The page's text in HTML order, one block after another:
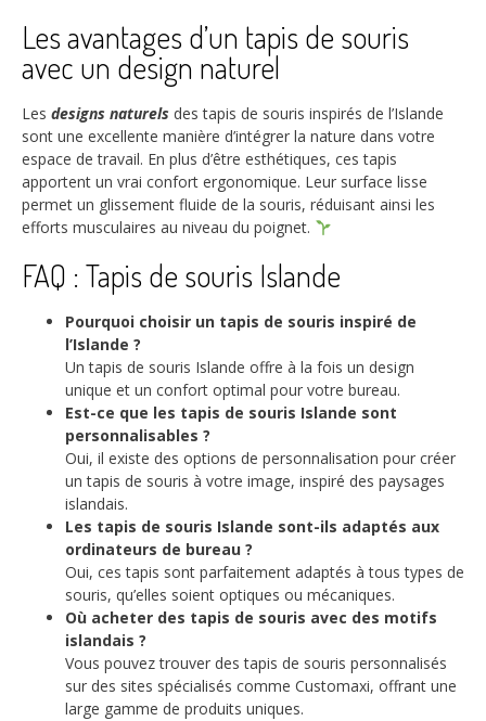
Les avantages d’un tapis de souris
avec un design naturel
Les designs naturels des tapis de souris inspirés de l’Islande
sont une excellente manière d’intégrer la nature dans votre
espace de travail. En plus d’être esthétiques, ces tapis
apportent un vrai confort ergonomique. Leur surface lisse
permet un glissement fluide de la souris, réduisant ainsi les
efforts musculaires au niveau du poignet.
FAQ : Tapis de souris Islande
Pourquoi choisir un tapis de souris inspiré de
l’Islande ?
Un tapis de souris Islande offre à la fois un design
unique et un confort optimal pour votre bureau.
Est-ce que les tapis de souris Islande sont
personnalisables ?
Oui, il existe des options de personnalisation pour créer
un tapis de souris à votre image, inspiré des paysages
islandais.
Les tapis de souris Islande sont-ils adaptés aux
ordinateurs de bureau ?
Oui, ces tapis sont parfaitement adaptés à tous types de
souris, qu’elles soient optiques ou mécaniques.
Où acheter des tapis de souris avec des motifs
islandais ?
Vous pouvez trouver des tapis de souris personnalisés
sur des sites spécialisés comme Customaxi, offrant une
large gamme de produits uniques.